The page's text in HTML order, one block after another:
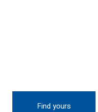
Find yours